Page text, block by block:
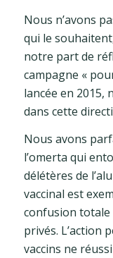
Nous n’avons
qui le
notre part de
campagne «
lancée en
dans cette
Nous avons
l’omerta qui
délétères de
vaccinal est
confusion
privés. L’action
vaccins ne